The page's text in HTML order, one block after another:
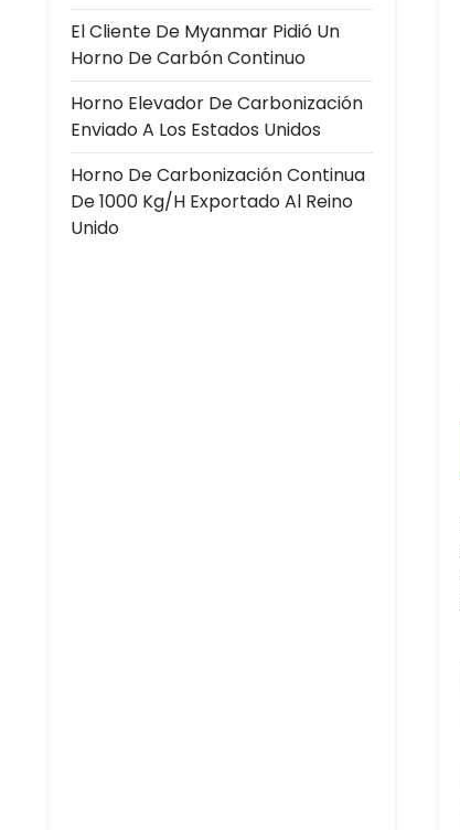
El Cliente De Myanmar Pidió Un
Horno De Carbón Continuo
Horno Elevador De Carbonización
Enviado A Los Estados Unidos
Horno De Carbonización Continua
De 1000 Kg/h Exportado Al Reino
Unido